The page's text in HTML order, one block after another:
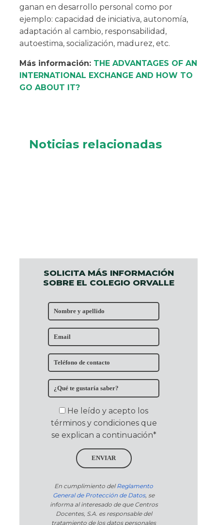
SOLICITA MÁS INFORMACIÓN
SOBRE EL COLEGIO ORVALLE
He leído y acepto los
términos y condiciones que
se explican a continuación*
ENVIAR
En cumplimiento delReglamento
General de Protección de Datos, se
informa al interesado de que Centros
Docentes, S.A. es responsable del
tratamiento de los datos personales
ganan en desarrollo personal como por
ejemplo: capacidad de iniciativa, autonomía,
adaptación al cambio, responsabilidad,
autoestima, socialización, madurez, etc.
Más información: THE ADVANTAGES OF AN
INTERNATIONAL EXCHANGE AND HOW TO
GO ABOUT IT?
Noticias relacionadas